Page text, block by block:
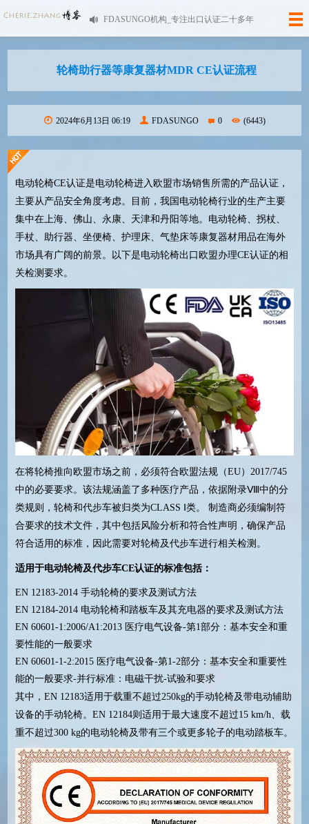
FDASUNGO机构_专注出口认证二十多年
轮椅助行器等康复器材MDR CE认证流程
2024年6月13日 06:19 FDASUNGO 0 (6443)
电动轮椅CE认证是电动轮椅进入欧盟市场销售所需的产品认证，
主要从产品安全角度考虑。目前，我国电动轮椅行业的生产主要
集中在上海、佛山、永康、天津和丹阳等地。电动轮椅、拐杖、
手杖、助行器、坐便椅、护理床、气垫床等康复器材用品在海外
市场具有广阔的前景。以下是电动轮椅出口欧盟办理CE认证的相
关检测要求。
在将轮椅推向欧盟市场之前，必须符合欧盟法规（EU）2017/745
中的必要要求。该法规涵盖了多种医疗产品，依据附录Ⅷ中的分
类规则，轮椅和代步车被归类为CLASS Ⅰ类。 制造商必须编制符
合要求的技术文件，其中包括风险分析和符合性声明，确保产品
符合适用的标准，因此需要对轮椅及代步车进行相关检测。
适用于电动轮椅及代步车CE认证的标准包括：
EN 12183-2014 手动轮椅的要求及测试方法
EN 12184-2014 电动轮椅和踏板车及其充电器的要求及测试方法
EN 60601-1:2006/A1:2013 医疗电气设备-第1部分：基本安全和重
要性能的一般要求
EN 60601-1-2:2015 医疗电气设备-第1-2部分：基本安全和重要性
能的一般要求-并行标准：电磁干扰-试验和要求
其中，EN 12183适用于载重不超过250kg的手动轮椅及带电动辅助
设备的手动轮椅。EN 12184则适用于最大速度不超过15 km/h、载
重不超过300 kg的电动轮椅及带有三个或更多轮子的电动踏板车。